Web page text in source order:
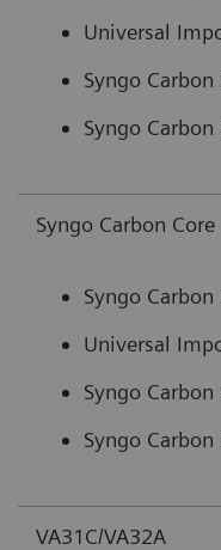
Universal
Syngo Carbon
Syngo Carbon
Syngo Carbon Core
Syngo
Universal
Syngo Carbon
Syngo Carbon
VA31C/VA32A